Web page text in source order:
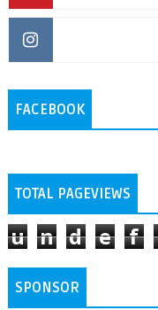
FACEBOOK
TOTAL PAGEVIEWS
u n d e f
SPONSOR